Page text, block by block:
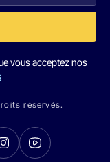
vous acceptez nos
réservés.